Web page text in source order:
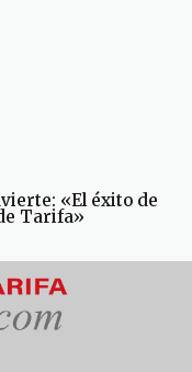
«El éxito de
Tarifa»